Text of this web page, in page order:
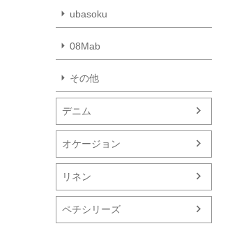
ubasoku
08Mab
その他
デニム
オケージョン
リネン
ペチシリーズ